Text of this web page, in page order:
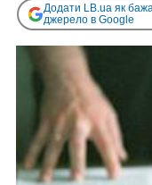
Додати LB.ua як
джерело в Google